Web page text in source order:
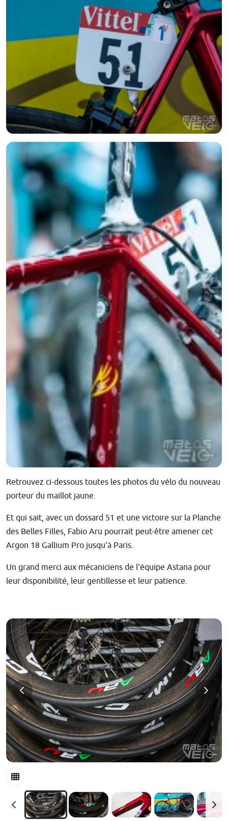
Retrouvez ci-dessous toutes les photos du vélo du nouveau
porteur du maillot jaune.
Et qui sait, avec un dossard 51 et une victoire sur la Planche
des Belles Filles, Fabio Aru pourrait peut-être amener cet
Argon 18 Gallium Pro jusqu'à Paris.
Un grand merci aux mécaniciens de l'équipe Astana pour
leur disponibilité, leur gentillesse et leur patience.